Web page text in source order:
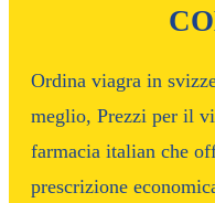
Ordina viagra in
meglio, Prezzi per il
farmacia italian che
prescrizione